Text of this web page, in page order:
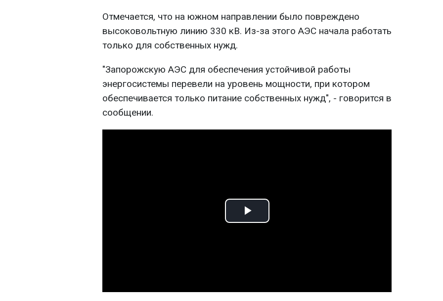
Отмечается, что на южном направлении было повреждено
высоковольтную линию 330 кВ. Из-за этого АЭС начала работать
только для собственных нужд.
"Запорожскую АЭС для обеспечения устойчивой работы
энергосистемы перевели на уровень мощности, при котором
обеспечивается только питание собственных нужд", - говорится в
сообщении.
Play